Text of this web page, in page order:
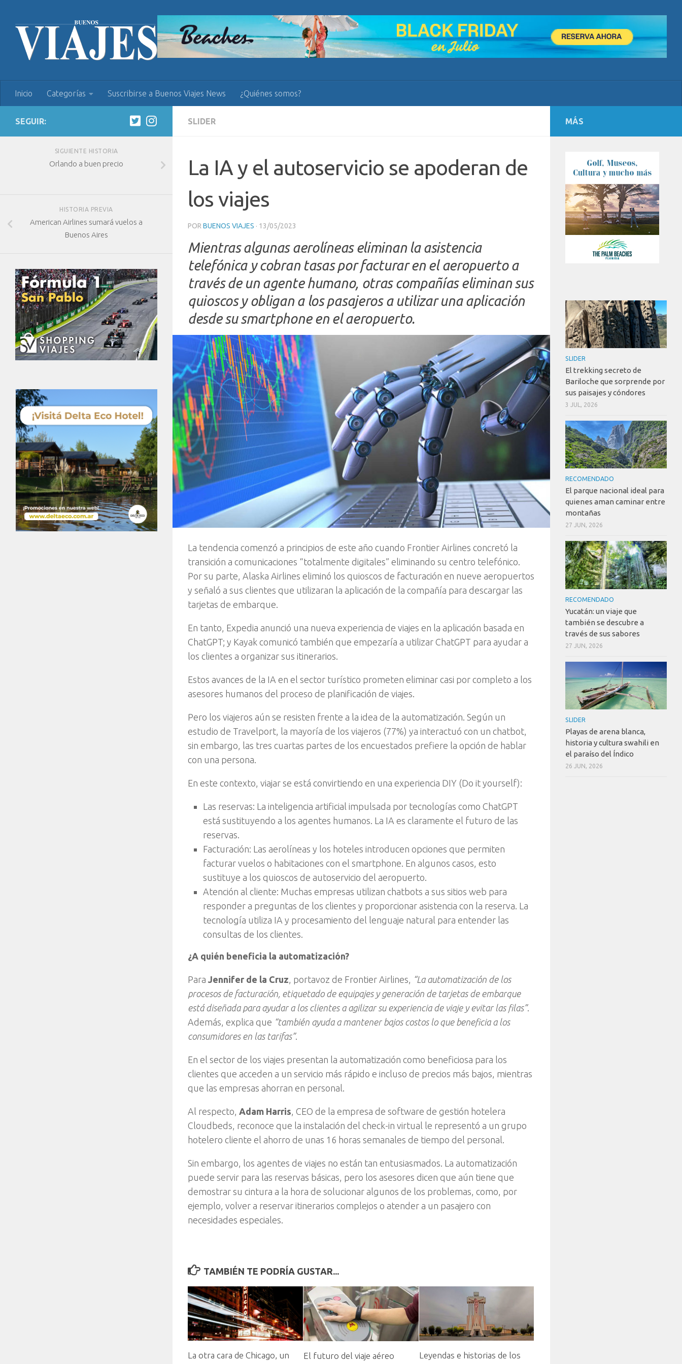
Inicio Categorías Suscribirse a Buenos Viajes News ¿Quiénes somos?
SLIDER
La IA y el autoservicio se apoderan de
los viajes
POR BUENOS VIAJES · 13/05/2023
Mientras algunas aerolíneas eliminan la asistencia
telefónica y cobran tasas por facturar en el aeropuerto a
través de un agente humano, otras compañías eliminan sus
quioscos y obligan a los pasajeros a utilizar una aplicación
desde su smartphone en el aeropuerto.
La tendencia comenzó a principios de este año cuando Frontier Airlines concretó la
transición a comunicaciones “totalmente digitales” eliminando su centro telefónico.
Por su parte, Alaska Airlines eliminó los quioscos de facturación en nueve aeropuertos
y señaló a sus clientes que utilizaran la aplicación de la compañía para descargar las
tarjetas de embarque.
En tanto, Expedia anunció una nueva experiencia de viajes en la aplicación basada en
ChatGPT; y Kayak comunicó también que empezaría a utilizar ChatGPT para ayudar a
los clientes a organizar sus itinerarios.
Estos avances de la IA en el sector turístico prometen eliminar casi por completo a los
asesores humanos del proceso de planificación de viajes.
Pero los viajeros aún se resisten frente a la idea de la automatización. Según un
estudio de Travelport, la mayoría de los viajeros (77%) ya interactuó con un chatbot,
sin embargo, las tres cuartas partes de los encuestados prefiere la opción de hablar
con una persona.
En este contexto, viajar se está convirtiendo en una experiencia DIY (Do it yourself):
Las reservas: La inteligencia artificial impulsada por tecnologías como ChatGPT
está sustituyendo a los agentes humanos. La IA es claramente el futuro de las
reservas.
Facturación: Las aerolíneas y los hoteles introducen opciones que permiten
facturar vuelos o habitaciones con el smartphone. En algunos casos, esto
sustituye a los quioscos de autoservicio del aeropuerto.
Atención al cliente: Muchas empresas utilizan chatbots a sus sitios web para
responder a preguntas de los clientes y proporcionar asistencia con la reserva. La
tecnología utiliza IA y procesamiento del lenguaje natural para entender las
consultas de los clientes.
¿A quién beneficia la automatización?
Para Jennifer de la Cruz, portavoz de Frontier Airlines, “La automatización de los
procesos de facturación, etiquetado de equipajes y generación de tarjetas de embarque
está diseñada para ayudar a los clientes a agilizar su experiencia de viaje y evitar las filas”.
Además, explica que “también ayuda a mantener bajos costos lo que beneficia a los
consumidores en las tarifas”.
En el sector de los viajes presentan la automatización como beneficiosa para los
clientes que acceden a un servicio más rápido e incluso de precios más bajos, mientras
que las empresas ahorran en personal.
Al respecto, Adam Harris, CEO de la empresa de software de gestión hotelera
Cloudbeds, reconoce que la instalación del check-in virtual le representó a un grupo
hotelero cliente el ahorro de unas 16 horas semanales de tiempo del personal.
Sin embargo, los agentes de viajes no están tan entusiasmados. La automatización
puede servir para las reservas básicas, pero los asesores dicen que aún tiene que
demostrar su cintura a la hora de solucionar algunos de los problemas, como, por
ejemplo, volver a reservar itinerarios complejos o atender a un pasajero con
necesidades especiales.
TAMBIÉN TE PODRÍA GUSTAR...
La otra cara de Chicago, un
El futuro del viaje aéreo
Leyendas e historias de los
SEGUIR:
SIGUIENTE HISTORIA
Orlando a buen precio
HISTORIA PREVIA
American Airlines sumará vuelos a
Buenos Aires
MÁS
SLIDER
El trekking secreto de
Bariloche que sorprende por
sus paisajes y cóndores
3 JUL, 2026
RECOMENDADO
El parque nacional ideal para
quienes aman caminar entre
montañas
27 JUN, 2026
RECOMENDADO
Yucatán: un viaje que
también se descubre a
través de sus sabores
27 JUN, 2026
SLIDER
Playas de arena blanca,
historia y cultura swahili en
el paraíso del Índico
26 JUN, 2026